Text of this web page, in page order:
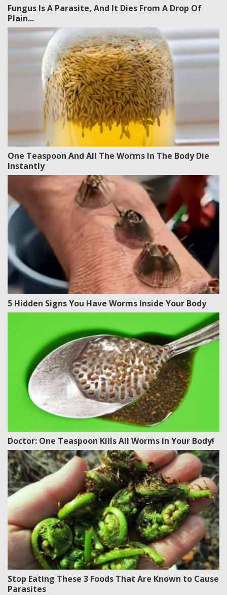
Fungus Is A Parasite, And It Dies From A Drop Of
Plain...
One Teaspoon And All The Worms In The Body Die
Instantly
5 Hidden Signs You Have Worms Inside Your Body
Doctor: One Teaspoon Kills All Worms in Your Body!
Stop Eating These 3 Foods That Are Known to Cause
Parasites